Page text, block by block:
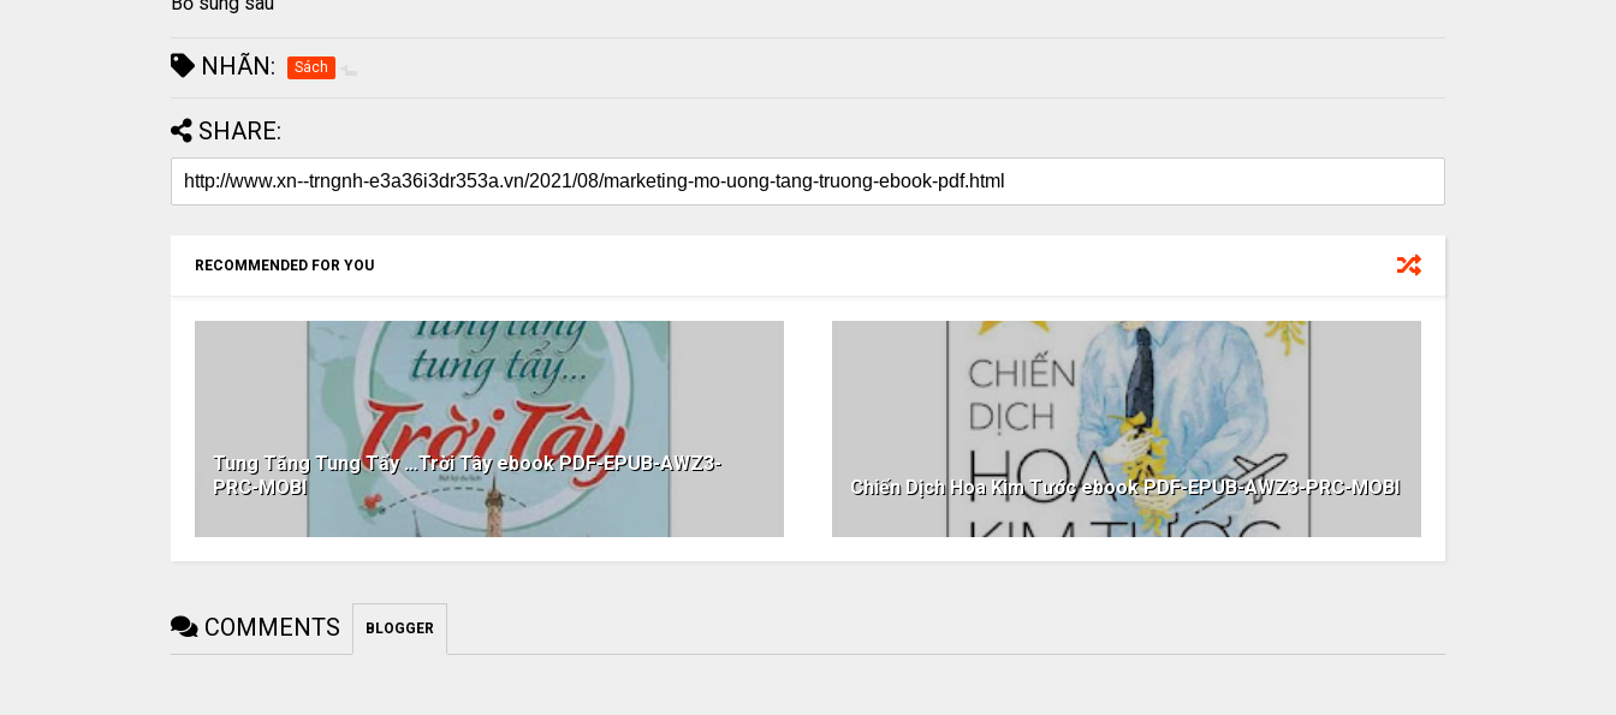
NHÃN: Sách
SHARE:
RECOMMENDED FOR YOU
Tung Tăng Tung Tẩy …Trời Tây ebook PDF-EPUB-AWZ3-
PRC-MOBI
Chiến Dịch Hoa Kim Tước ebook PDF-EPUB-AWZ3-PRC-MOBI
COMMENTS BLOGGER